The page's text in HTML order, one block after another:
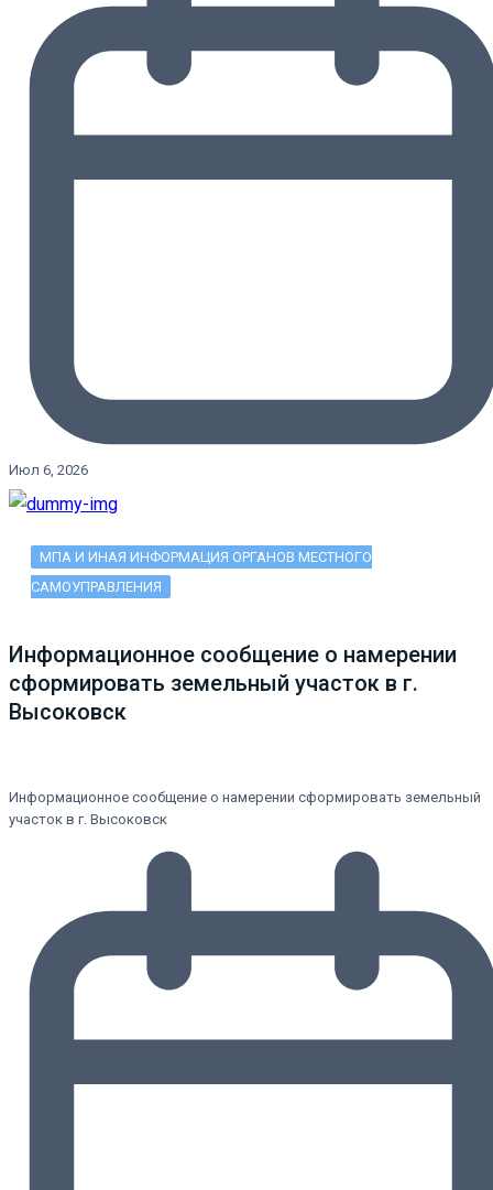
Июл 6, 2026
МПА И ИНАЯ ИНФОРМАЦИЯ ОРГАНОВ МЕСТНОГО
САМОУПРАВЛЕНИЯ
Информационное сообщение о намерении
сформировать земельный участок в г.
Высоковск
Информационное сообщение о намерении сформировать земельный
участок в г. Высоковск